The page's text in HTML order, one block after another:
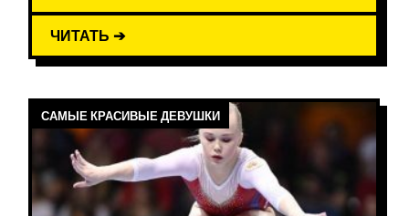
ЧИТАТЬ ➔
САМЫЕ КРАСИВЫЕ ДЕВУШКИ